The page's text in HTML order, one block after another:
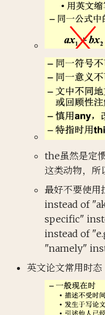
the虽然是定
这类动物，
最好不要使
instead of
specific"
instead of
"namely"
英文论文常用时态